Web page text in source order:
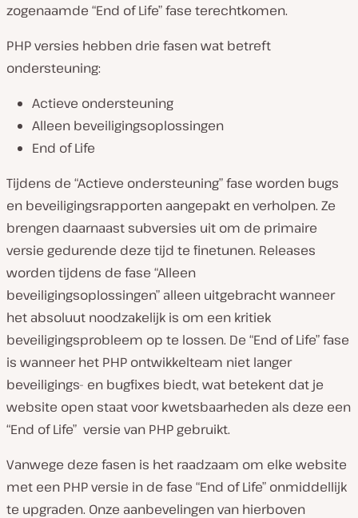
zogenaamde “End of Life” fase terechtkomen.
PHP versies hebben drie fasen wat betreft
ondersteuning:
Actieve ondersteuning
Alleen beveiligingsoplossingen
End of Life
Tijdens de “Actieve ondersteuning” fase worden bugs
en beveiligingsrapporten aangepakt en verholpen. Ze
brengen daarnaast subversies uit om de primaire
versie gedurende deze tijd te finetunen. Releases
worden tijdens de fase “Alleen
beveiligingsoplossingen” alleen uitgebracht wanneer
het absoluut noodzakelijk is om een ​​kritiek
beveiligingsprobleem op te lossen. De “End of Life” fase
is wanneer het PHP ontwikkelteam niet langer
beveiligings- en bugfixes biedt, wat betekent dat je
website open staat voor kwetsbaarheden als deze een
“End of Life” versie van PHP gebruikt.
Vanwege deze fasen is het raadzaam om elke website
met een PHP versie in de fase “End of Life” onmiddellijk
te upgraden. Onze aanbevelingen van hierboven